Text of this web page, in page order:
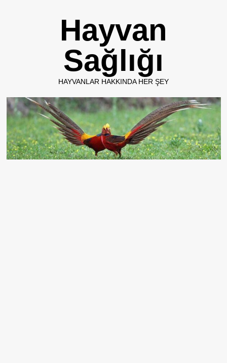
Hayvan
Sağlığı
HAYVANLAR HAKKINDA HER ŞEY